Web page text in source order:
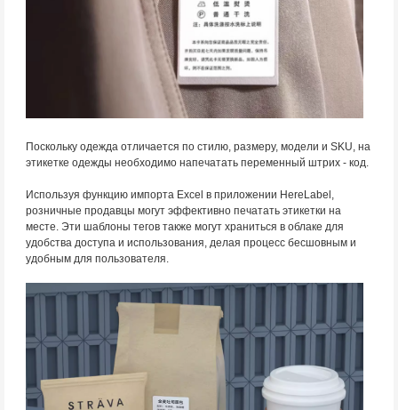
Поскольку одежда отличается по стилю, размеру, модели и SKU, на
этикетке одежды необходимо напечатать переменный штрих - код.
Используя функцию импорта Excel в приложении HereLabel,
розничные продавцы могут эффективно печатать этикетки на
месте. Эти шаблоны тегов также могут храниться в облаке для
удобства доступа и использования, делая процесс бесшовным и
удобным для пользователя.